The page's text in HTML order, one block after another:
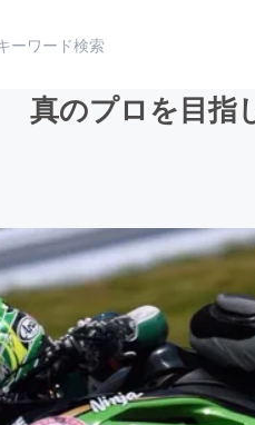
アート・写真
テクノロジー・ガジェット
映像・映画
真のプロを目指